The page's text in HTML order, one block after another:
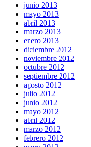
junio 2013
mayo 2013
abril 2013
marzo 2013
enero 2013
diciembre 2012
noviembre 2012
octubre 2012
septiembre 2012
agosto 2012
julio 2012
junio 2012
mayo 2012
abril 2012
marzo 2012
febrero 2012